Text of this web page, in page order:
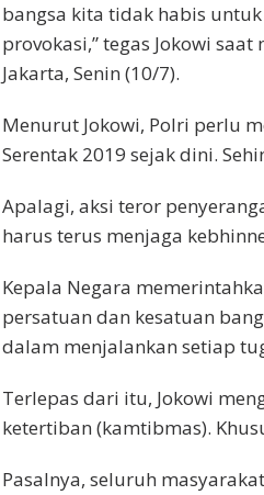
bangsa kita tidak habis
provokasi,” tegas Jokowi
Jakarta, Senin (10/7).
Menurut Jokowi, ‎Polri perlu
Serentak 2019 sejak dini.
Apalagi, aksi teror
harus terus menjaga
Kepala Negara
persatuan dan kesatuan
dalam menjalankan setiap
Terlepas dari itu, Jokowi
ketertiban (kamtibmas).
Pasalnya, seluruh